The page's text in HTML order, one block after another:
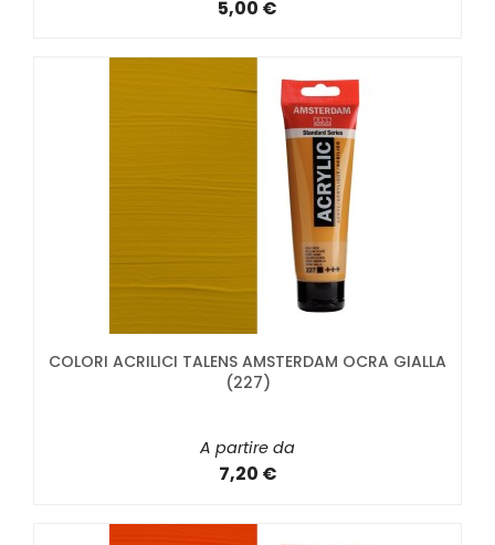
5,00 €
COLORI ACRILICI TALENS AMSTERDAM OCRA GIALLA
(227)
A partire da
7,20 €